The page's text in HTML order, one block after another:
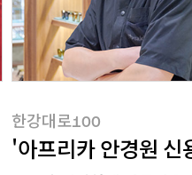
한강대로100
'아프리카 안경원